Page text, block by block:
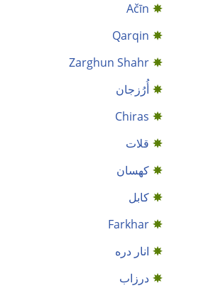
Ačīn
Qarqin
Zarghun Shahr
أُرُزجان
Chiras
قلات
کهسان
کابل
Farkhar
انار دره
درزاب